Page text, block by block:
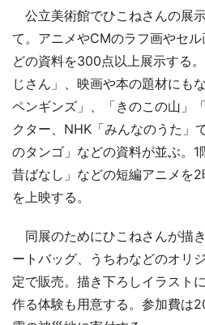
公立美術館でひこねさんの展
て。アニメやCMのラフ画やセ
どの資料を300点以上展示する
じさん」、映画や本の題材にも
ペンギンズ」、「きのこの山」
クター、NHK「みんなのうた」
のタンゴ」などの資料が並ぶ。
昔ばなし」などの短編アニメを
を上映する。
同展のためにひこねさんが描
ートバッグ、うちわなどのオリ
定で販売。描き下ろしイラスト
作る体験も用意する。参加費は